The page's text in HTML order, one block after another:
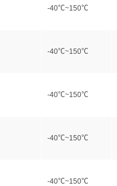
-40℃~150℃
-40℃~150℃
-40℃~150℃
-40℃~150℃
-40℃~150℃